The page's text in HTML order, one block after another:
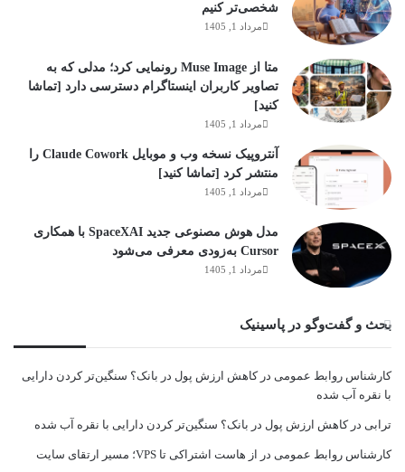
شخصی‌تر کنیم
مرداد 1, 1405
متا از Muse Image رونمایی کرد؛ مدلی که به
تصاویر کاربران اینستاگرام دسترسی دارد [تماشا
کنید]
مرداد 1, 1405
آنتروپیک نسخه وب و موبایل Claude Cowork را
منتشر کرد [تماشا کنید]
مرداد 1, 1405
مدل هوش مصنوعی جدید SpaceXAI با همکاری
Cursor به‌زودی معرفی می‌شود
مرداد 1, 1405
بحث و گفت‌وگو در پاسینیک
کارشناس روابط عمومی درکاهش ارزش پول در بانک؟ سنگین‌تر کردن دارایی
با نقره آب شده
ترابی درکاهش ارزش پول در بانک؟ سنگین‌تر کردن دارایی با نقره آب شده
کارشناس روابط عمومی در از هاست اشتراکی تا VPS؛ مسیر ارتقای سایت